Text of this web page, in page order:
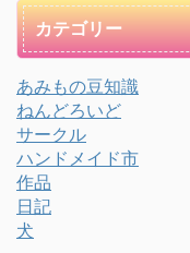
カテゴリー
あみもの豆知識
ねんどろいど
サークル
ハンドメイド市
作品
日記
犬